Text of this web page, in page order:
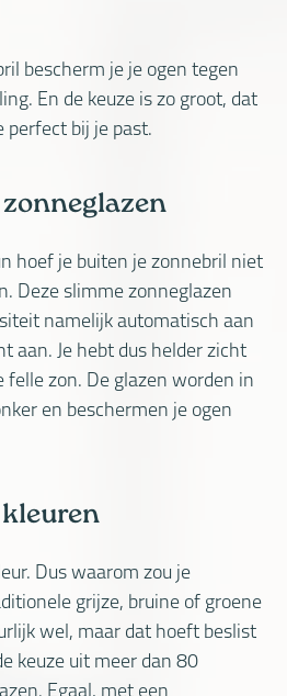
bescherm je je ogen tegen
En de keuze is zo groot, dat
perfect bij je past.
hoef je buiten je zonnebril niet
Deze slimme zonneglazen
namelijk automatisch aan
aan. Je hebt dus helder zicht
felle zon. De glazen worden in
en beschermen je ogen
kleuren
Dus waarom zou je
grijze, bruine of groene
wel, maar dat hoeft beslist
keuze uit meer dan 80